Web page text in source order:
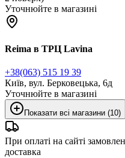
Уточнюйте в магазині
Reima в ТРЦ Lavina
+38(063) 515 19 39
Київ, вул. Берковецька, 6д
Уточнюйте в магазині
Показати всі магазини (10)
При оплаті на сайті
доставка